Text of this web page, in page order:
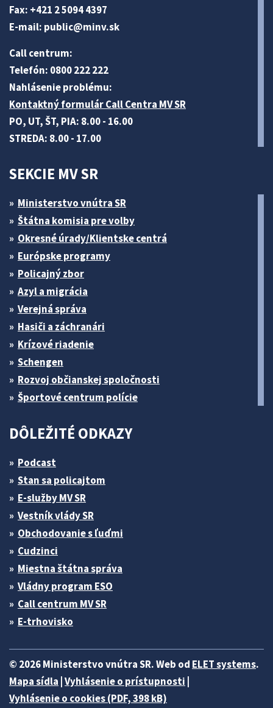
Fax: +421 2 5094 4397
E-mail: public@minv.sk
Call centrum:
Telefón: 0800 222 222
Nahlásenie problému:
Kontaktný formulár Call Centra MV SR
PO, UT, ŠT, PIA: 8.00 - 16.00
STREDA: 8.00 - 17.00
SEKCIE MV SR
Ministerstvo vnútra SR
Štátna komisia pre volby
Okresné úrady/Klientske centrá
Európske programy
Policajný zbor
Azyl a migrácia
Verejná správa
Hasiči a záchranári
Krízové riadenie
Schengen
Rozvoj občianskej spoločnosti
Športové centrum polície
DÔLEŽITÉ ODKAZY
Podcast
Stan sa policajtom
E-služby MV SR
Vestník vlády SR
Obchodovanie s ľuďmi
Cudzinci
Miestna štátna správa
Vládny program ESO
Call centrum MV SR
E-trhovisko
© 2026 Ministerstvo vnútra SR. Web od ELET systems.
Mapa sídla Vyhlásenie o prístupnosti
Vyhlásenie o cookies (PDF, 398 kB)